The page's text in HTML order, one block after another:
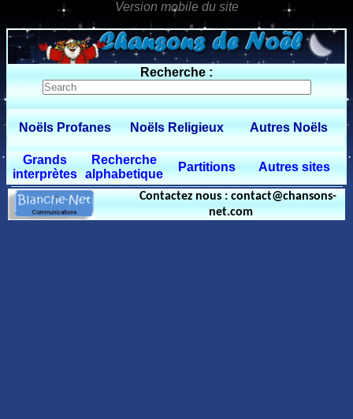
0 $limitbot 1 $limittot 2
Recherche :
Noëls Profanes Noëls Religieux Autres Noëls
Grands
interprètes
Recherche
alphabetique
Partitions Autres sites
Contactez nous : contact@chansons-
net.com